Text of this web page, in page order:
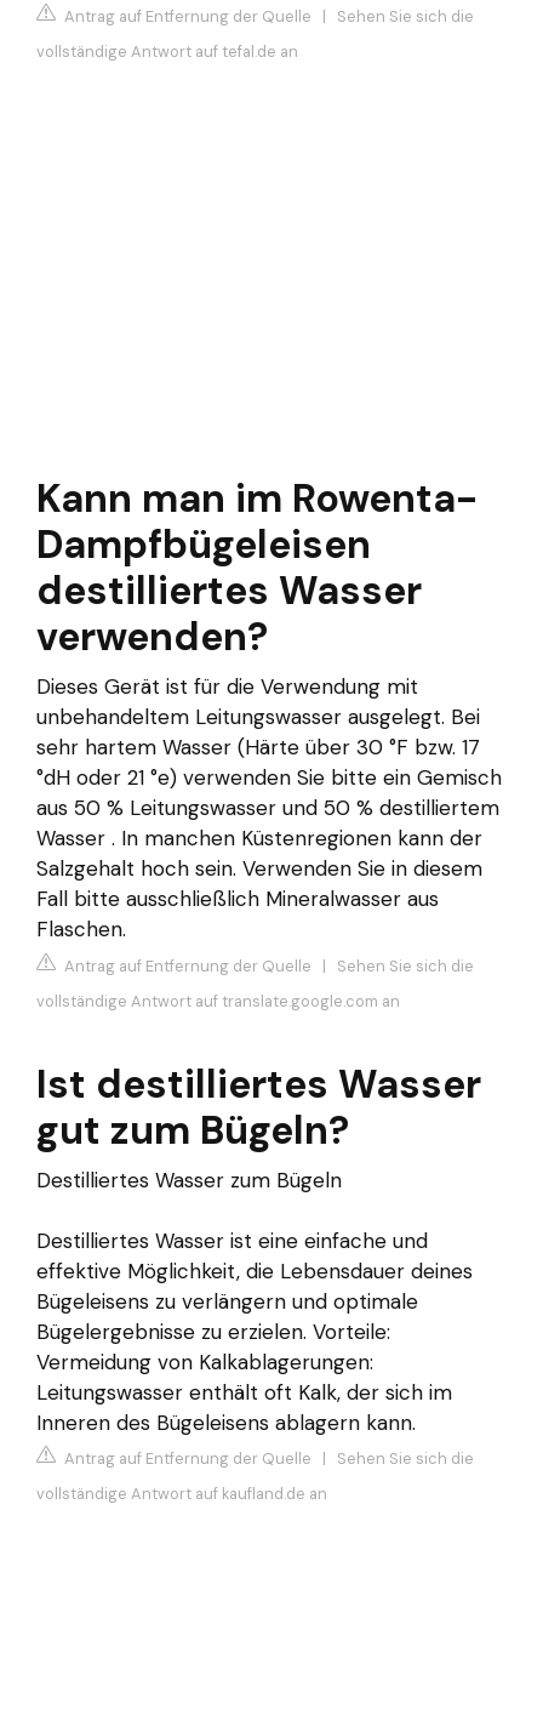
Antrag auf Entfernung der Quelle | Sehen Sie sich die
vollständige Antwort auf tefal.de an
Kann man im Rowenta-
Dampfbügeleisen
destilliertes Wasser
verwenden?
Dieses Gerät ist für die Verwendung mit
unbehandeltem Leitungswasser ausgelegt. Bei
sehr hartem Wasser (Härte über 30 °F bzw. 17
°dH oder 21 °e) verwenden Sie bitte ein Gemisch
aus 50 % Leitungswasser und 50 % destilliertem
Wasser . In manchen Küstenregionen kann der
Salzgehalt hoch sein. Verwenden Sie in diesem
Fall bitte ausschließlich Mineralwasser aus
Flaschen.
Antrag auf Entfernung der Quelle | Sehen Sie sich die
vollständige Antwort auf translate.google.com an
Ist destilliertes Wasser
gut zum Bügeln?
Destilliertes Wasser zum Bügeln
Destilliertes Wasser ist eine einfache und
effektive Möglichkeit, die Lebensdauer deines
Bügeleisens zu verlängern und optimale
Bügelergebnisse zu erzielen. Vorteile:
Vermeidung von Kalkablagerungen:
Leitungswasser enthält oft Kalk, der sich im
Inneren des Bügeleisens ablagern kann.
Antrag auf Entfernung der Quelle | Sehen Sie sich die
vollständige Antwort auf kaufland.de an